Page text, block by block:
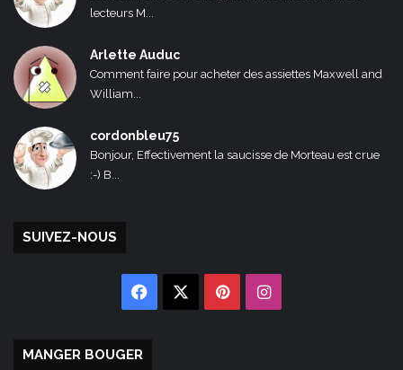
lecteurs M...
Arlette Auduc
Comment faire pour acheter des assiettes Maxwell and
William...
cordonbleu75
Bonjour, Effectivement la saucisse de Morteau est crue
:-) B...
SUIVEZ-NOUS
Facebook PinterestInstagram
MANGER BOUGER